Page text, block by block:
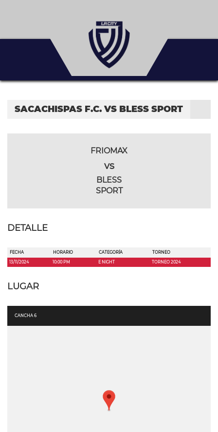
SACACHISPAS F.C. VS BLESS SPORT
FRIOMAX
vs
BLESS
SPORT
DETALLE
FECHA HORARIO CATEGORÍA
TORNEO
13/11/2024
10:00 PM E NIGHT TORNEO 2024
LUGAR
CANCHA 6